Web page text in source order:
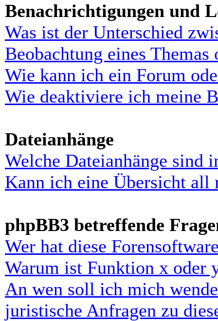
Benachrichtigungen und
Was ist der Unterschied
Beobachtung eines Themas
Wie kann ich ein Forum
Wie deaktiviere ich meine
Dateianhänge
Welche Dateianhänge sind
Kann ich eine Übersicht all
phpBB3 betreffende
Wer hat diese
Warum ist Funktion x oder
An wen soll ich mich
juristische Anfragen zu